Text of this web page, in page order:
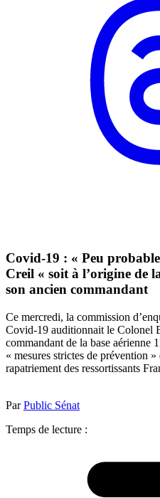
Covid-19 : « Peu
Creil « soit à l’origine de
son ancien commandant
Ce mercredi, la commission
Covid-19 auditionnait le Colonel
commandant de la base aérienne
« mesures strictes de prévention
rapatriement des ressortissants
ParPublic Sénat
Temps de lecture :